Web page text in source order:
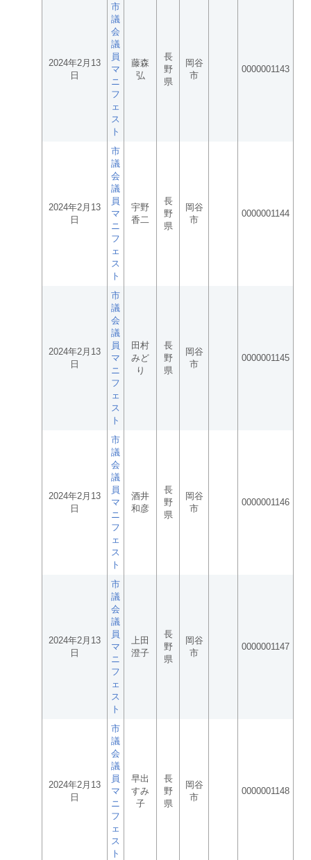
2024年2月13
日
市
議
会
議
員
マ
ニ
フ
ェ
ス
ト
藤森
弘
長
野
県
岡谷
市
0000001143
2024年2月13
日
市
議
会
議
員
マ
ニ
フ
ェ
ス
ト
宇野
香二
長
野
県
岡谷
市
0000001144
2024年2月13
日
市
議
会
議
員
マ
ニ
フ
ェ
ス
ト
田村
みど
り
長
野
県
岡谷
市
0000001145
2024年2月13
日
市
議
会
議
員
マ
ニ
フ
ェ
ス
ト
酒井
和彦
長
野
県
岡谷
市
0000001146
2024年2月13
日
市
議
会
議
員
マ
ニ
フ
ェ
ス
ト
上田
澄子
長
野
県
岡谷
市
0000001147
2024年2月13
日
市
議
会
議
員
マ
ニ
フ
ェ
ス
ト
早出
すみ
子
長
野
県
岡谷
市
0000001148